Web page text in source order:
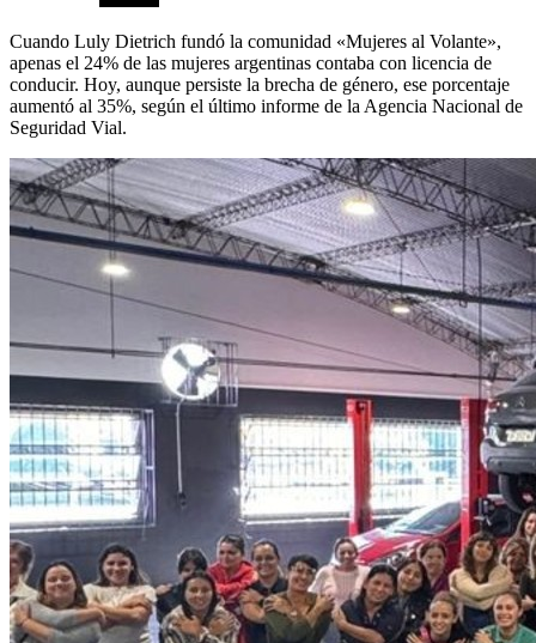
Cuando Luly Dietrich fundó la comunidad «Mujeres al Volante»,
apenas el 24% de las mujeres argentinas contaba con licencia de
conducir. Hoy, aunque persiste la brecha de género, ese porcentaje
aumentó al 35%, según el último informe de la Agencia Nacional de
Seguridad Vial.